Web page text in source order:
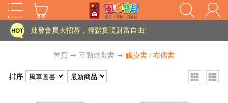
家長樂了!「風車書版集團暨FOOD超人企業總部」目前正興建中!
批發會員大招募，輕鬆實現財富自由!
老師您好!!幼教會員火熱招募中~
首頁 ➙ 互動遊戲書 ➙ 觸摸書 / 布偶書
排序